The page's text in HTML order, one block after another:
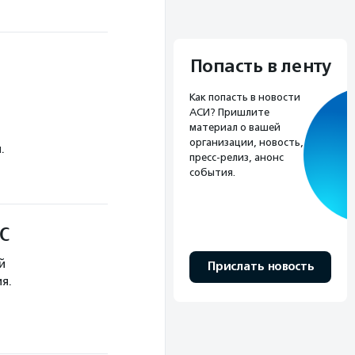
Попасть в ленту
Как попасть в новости
АСИ? Пришлите
материал о вашей
организации, новость,
пресс-релиз, анонс
события.
Прислать новость